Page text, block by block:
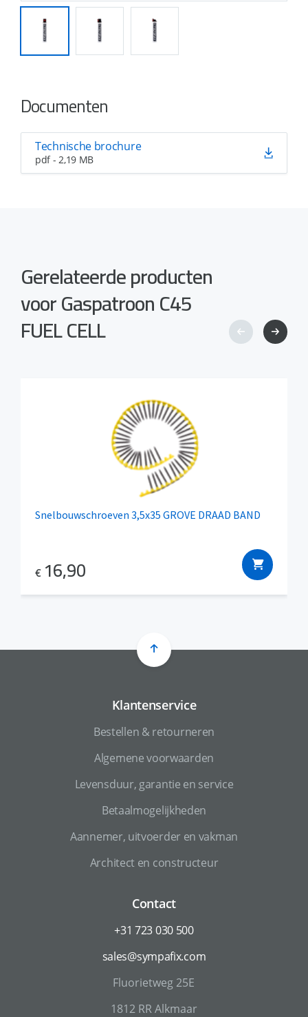
Documenten
Technische brochure
pdf - 2,19 MB
Gerelateerde producten
voor Gaspatroon C45
FUEL CELL
Snelbouwschroeven 3,5x35 GROVE DRAAD BAND
€ 16,90
Klantenservice
Bestellen & retourneren
Algemene voorwaarden
Levensduur, garantie en service
Betaalmogelijkheden
Aannemer, uitvoerder en vakman
Architect en constructeur
Contact
+31 723 030 500
sales@sympafix.com
Fluorietweg 25E
1812 RR Alkmaar